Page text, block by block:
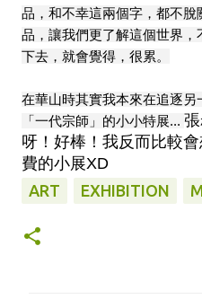
品，和不幸這兩個字，都不
品，讓我們更了解這個世界
下去，就會覺得，很累。
在華山時其實我本來在追逐
「一代宗師」的小小特展...
呀！好棒！我反而比較
費的小展XD
ART
EXHIBITION